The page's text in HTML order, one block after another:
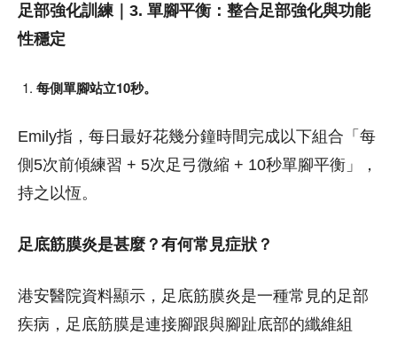
足部強化訓練｜3. 單腳平衡：整合足部強化與功能
性穩定
每側單腳站立10秒。
Emily指，每日最好花幾分鐘時間完成以下組合「每
側5次前傾練習 + 5次足弓微縮 + 10秒單腳平衡」，
持之以恆。
足底筋膜炎是甚麼？有何常見症狀？
港安醫院資料顯示，足底筋膜炎是一種常見的足部
疾病，足底筋膜是連接腳跟與腳趾底部的纖維組